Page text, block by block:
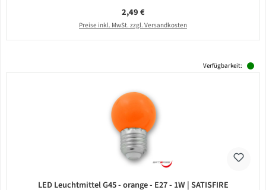
Regulärer Preis:
2,49 €
Preise inkl. MwSt. zzgl. Versandkosten
Verfügbarkeit:
LED Leuchtmittel G45 - orange - E27 - 1W | SATISFIRE